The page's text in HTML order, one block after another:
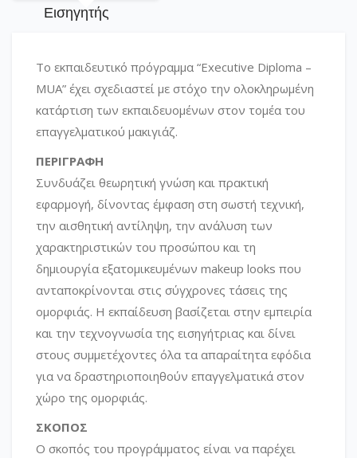
Εισηγητής
Το εκπαιδευτικό πρόγραμμα “Executive Diploma –
MUA” έχει σχεδιαστεί με στόχο την ολοκληρωμένη
κατάρτιση των εκπαιδευομένων στον τομέα του
επαγγελματικού μακιγιάζ.
ΠΕΡΙΓΡΑΦΗ
Συνδυάζει θεωρητική γνώση και πρακτική
εφαρμογή, δίνοντας έμφαση στη σωστή τεχνική,
την αισθητική αντίληψη, την ανάλυση των
χαρακτηριστικών του προσώπου και τη
δημιουργία εξατομικευμένων makeup looks που
ανταποκρίνονται στις σύγχρονες τάσεις της
ομορφιάς. Η εκπαίδευση βασίζεται στην εμπειρία
και την τεχνογνωσία της εισηγήτριας και δίνει
στους συμμετέχοντες όλα τα απαραίτητα εφόδια
για να δραστηριοποιηθούν επαγγελματικά στον
χώρο της ομορφιάς.
ΣΚΟΠΟΣ
Ο σκοπός του προγράμματος είναι να παρέχει